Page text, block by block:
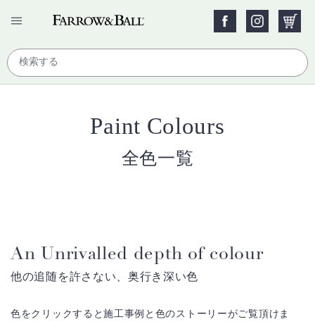
Paint Colours
全色一覧
An Unrivalled depth of colour
他の追随を許さない、奥行き深い色
色をクリックすると施工事例と色のストーリーがご覧頂けま